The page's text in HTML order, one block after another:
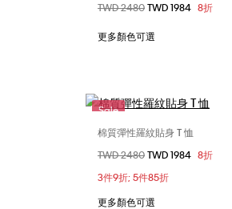
XXS
XS
L
價格扣減從
TWD 2480至
TWD 1984 8折
更多顏色可選
Sale
選擇您的
XXS
XS
L
棉質彈性羅紋貼身 T 恤
價格扣減從
TWD 2480至
TWD 1984 8折
3件9折; 5件85折
更多顏色可選